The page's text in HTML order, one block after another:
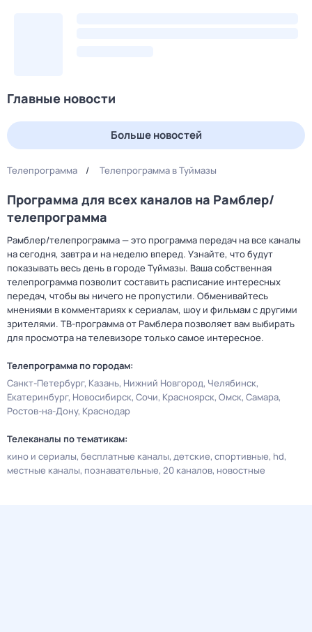
Главные новости
Больше новостей
Телепрограмма Телепрограмма в Туймазы
Программа для всех каналов на Рамблер/
телепрограмма
Рамблер/телепрограмма — это программа передач на все каналы
на сегодня, завтра и на неделю вперед. Узнайте, что будут
показывать весь день в городе Туймазы. Ваша собственная
телепрограмма позволит составить расписание интересных
передач, чтобы вы ничего не пропустили. Обменивайтесь
мнениями в комментариях к сериалам, шоу и фильмам с другими
зрителями. ТВ-программа от Рамблера позволяет вам выбирать
для просмотра на телевизоре только самое интересное.
Телепрограмма по городам:
Санкт-Петербург Казань Нижний Новгород Челябинск
Екатеринбург Новосибирск Сочи Красноярск Омск Самара
Ростов-на-Дону Краснодар
Телеканалы по тематикам:
кино и сериалы бесплатные каналы детские спортивные hd
местные каналы познавательные 20 каналов новостные